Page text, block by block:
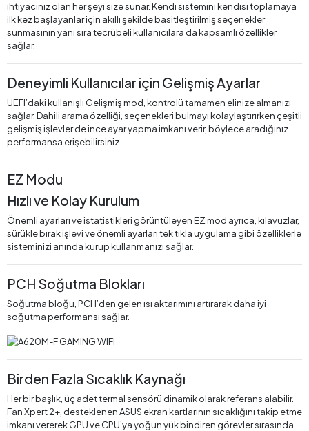
ihtiyacınız olan her şeyi size sunar. Kendi sistemini kendisi toplamaya
ilk kez başlayanlar için akıllı şekilde basitleştirilmiş seçenekler
sunmasının yanı sıra tecrübeli kullanıcılara da kapsamlı özellikler
sağlar.
Deneyimli Kullanıcılar için Gelişmiş Ayarlar
UEFI’daki kullanışlı Gelişmiş mod, kontrolü tamamen elinize almanızı
sağlar. Dahili arama özelliği, seçenekleri bulmayı kolaylaştırırken çeşitli
gelişmiş işlevler de ince ayar yapma imkanı verir, böylece aradığınız
performansa erişebilirsiniz.
EZ Modu
Hızlı ve Kolay Kurulum
Önemli ayarları ve istatistikleri görüntüleyen EZ mod ayrıca, kılavuzlar,
sürükle bırak işlevi ve önemli ayarları tek tıkla uygulama gibi özelliklerle
sisteminizi anında kurup kullanmanızı sağlar.
PCH Soğutma Blokları
Soğutma bloğu, PCH’den gelen ısı aktarımını artırarak daha iyi
soğutma performansı sağlar.
Birden Fazla Sıcaklık Kaynağı
Her bir başlık, üç adet termal sensörü dinamik olarak referans alabilir.
Fan Xpert 2+, desteklenen ASUS ekran kartlarının sıcaklığını takip etme
imkanı vererek GPU ve CPU’ya yoğun yük bindiren görevler sırasında